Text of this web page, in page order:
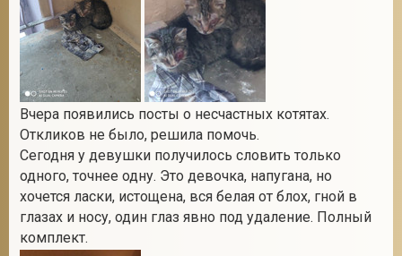
Вчера появились посты о несчастных котятах.
Откликов не было, решила помочь.
Сегодня у девушки получилось словить только
одного, точнее одну. Это девочка, напугана, но
хочется ласки, истощена, вся белая от блох, гной в
глазах и носу, один глаз явно под удаление. Полный
комплект.